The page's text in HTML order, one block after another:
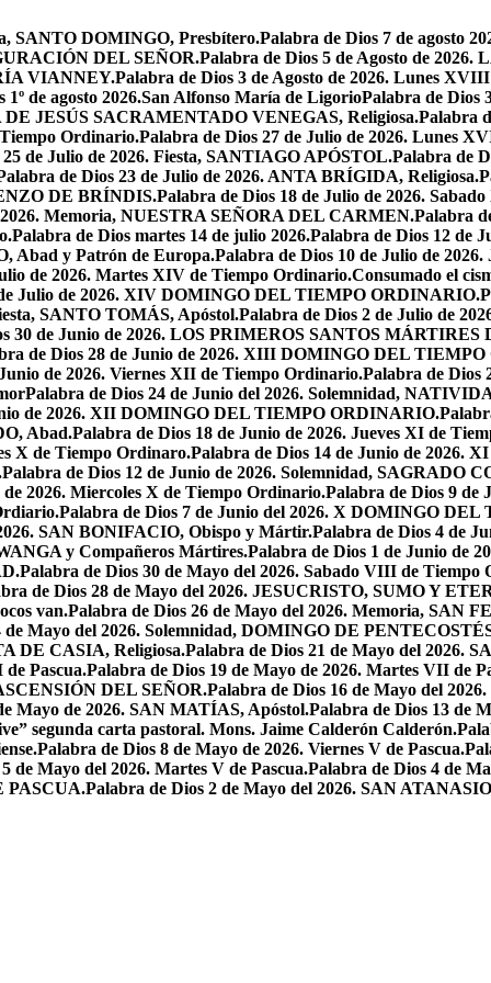
SANTO DOMINGO, Presbítero.Palabra de Dios 7 de agosto
DEL SEÑOR.Palabra de Dios 5 de Agosto de
VIANNEY.Palabra de Dios 3 de Agosto de 2026. Lunes
1º de agosto 2026.San Alfonso María de LigorioPalabra de Dios
JESÚS SACRAMENTADO VENEGAS, Religiosa.Palabra
Ordinario.Palabra de Dios 27 de Julio de 2026. Lunes
de Julio de 2026. Fiesta, SANTIAGO APÓSTOL.Palabra de
de Dios 23 de Julio de 2026. ANTA BRÍGIDA, Religiosa.
DE BRÍNDIS.Palabra de Dios 18 de Julio de 2026.
2026. Memoria, NUESTRA SEÑORA DEL CARMEN.Palabra
Palabra de Dios martes 14 de julio 2026.Palabra de Dios 12 de
Abad y Patrón de Europa.Palabra de Dios 10 de Julio de
de 2026. Martes XIV de Tiempo Ordinario.Consumado el
Julio de 2026. XIV DOMINGO DEL TIEMPO ORDINARIO.
SANTO TOMÁS, Apóstol.Palabra de Dios 2 de Julio de
30 de Junio de 2026. LOS PRIMEROS SANTOS
de Dios 28 de Junio de 2026. XIII DOMINGO DEL
de 2026. Viernes XII de Tiempo Ordinario.Palabra de Dios
Palabra de Dios 24 de Junio del 2026. Solemnidad,
de 2026. XII DOMINGO DEL TIEMPO ORDINARIO.
Abad.Palabra de Dios 18 de Junio de 2026. Jueves XI de
X de Tiempo Ordinaro.Palabra de Dios 14 de Junio de
Palabra de Dios 12 de Junio de 2026. Solemnidad, SAGRADO
2026. Miercoles X de Tiempo Ordinario.Palabra de Dios 9 de
Palabra de Dios 7 de Junio del 2026. X DOMINGO
SAN BONIFACIO, Obispo y Mártir.Palabra de Dios 4 de
y Compañeros Mártires.Palabra de Dios 1 de Junio de
Palabra de Dios 30 de Mayo del 2026. Sabado VIII de Tiempo
de Dios 28 de Mayo del 2026. JESUCRISTO, SUMO Y
van.Palabra de Dios 26 de Mayo del 2026. Memoria, SAN
de Mayo del 2026. Solemnidad, DOMINGO DE
DE CASIA, Religiosa.Palabra de Dios 21 de Mayo del 2026.
Pascua.Palabra de Dios 19 de Mayo de 2026. Martes VII de
DEL SEÑOR.Palabra de Dios 16 de Mayo del
Mayo de 2026. SAN MATÍAS, Apóstol.Palabra de Dios 13 de
segunda carta pastoral. Mons. Jaime Calderón Calderón.
Palabra de Dios 8 de Mayo de 2026. Viernes V de Pascua.
de Mayo del 2026. Martes V de Pascua.Palabra de Dios 4 de
PASCUA.Palabra de Dios 2 de Mayo del 2026. SAN